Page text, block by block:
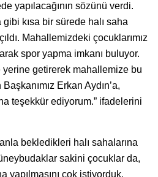
yapılacağının sözünü verdi.
kısa bir sürede halı saha
Mahallemizdeki çocuklarımız
spor yapma imkanı buluyor.
yerine getirerek mahallemize bu
Erkan Aydın’a,
teşekkür ediyorum.” ifadelerini
bekledikleri halı sahalarına
sakini çocuklar da,
yapılmasını çok istiyorduk.